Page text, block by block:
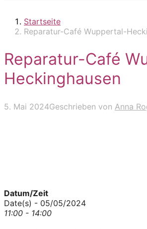
Startseite
Reparatur-Café Wuppertal-
Reparatur-Café
Heckinghausen
5. Mai 2024Geschrieben von Anna
Datum/Zeit
Date(s) - 05/05/2024
11:00 - 14:00